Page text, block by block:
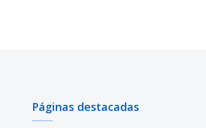
Páginas destacadas